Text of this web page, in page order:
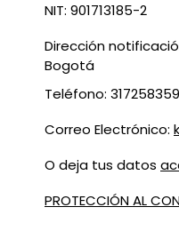
NIT: 901713185-2
Dirección
Bogotá
Teléfono:
Correo Electrónico:
O deja tus datos
PROTECCIÓN AL